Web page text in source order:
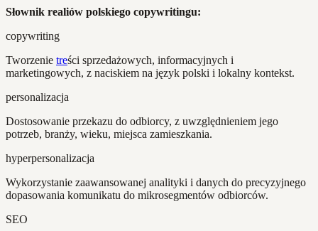
Słownik realiów polskiego copywritingu:
copywriting
Tworzenie treści sprzedażowych, informacyjnych i
marketingowych, z naciskiem na język polski i lokalny kontekst.
personalizacja
Dostosowanie przekazu do odbiorcy, z uwzględnieniem jego
potrzeb, branży, wieku, miejsca zamieszkania.
hyperpersonalizacja
Wykorzystanie zaawansowanej analityki i danych do precyzyjnego
dopasowania komunikatu do mikrosegmentów odbiorców.
SEO